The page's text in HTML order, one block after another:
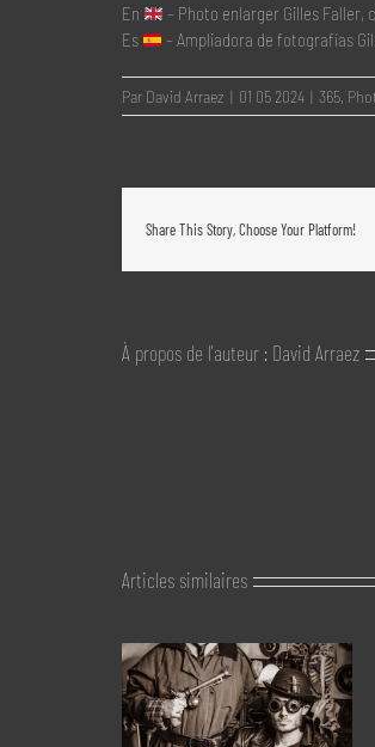
En
– Photo enlarger Gilles
Es
– Ampliadora de fotografías
Par David Arraez | 01 05 2024 | 365,
Share This Story, Choose Your Platform!
À propos de l'auteur : David Arraez
Articles similaires